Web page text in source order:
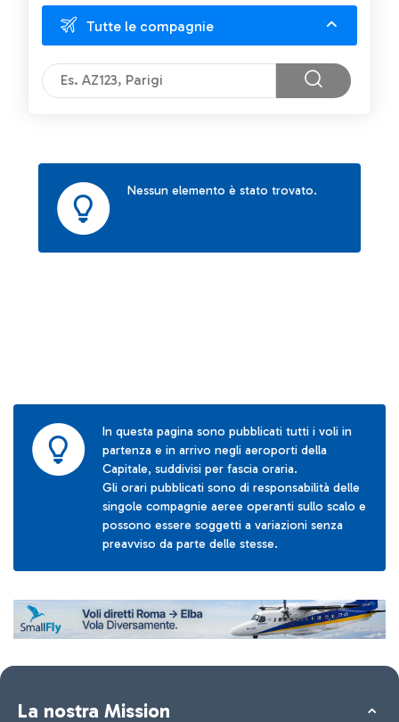
Tutte le compagnie
Nessun elemento è stato trovato.
In questa pagina sono pubblicati tutti i voli in
partenza e in arrivo negli aeroporti della
Capitale, suddivisi per fascia oraria.
Gli orari pubblicati sono di responsabilità delle
singole compagnie aeree operanti sullo scalo e
possono essere soggetti a variazioni senza
preavviso da parte delle stesse.
La nostra Mission